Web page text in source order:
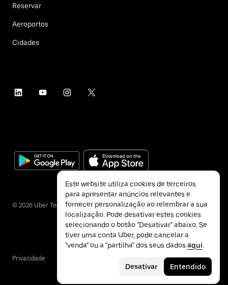
Reservar
Aeroportos
Cidades
© 2026 Uber Technologies Inc.
Privacidade
Este website utiliza cookies de terceiros
para apresentar anúncios relevantes e
fornecer personalização ao relembrar a sua
localização. Pode desativar estes cookies
selecionando o botão "Desativar" abaixo. Se
tiver uma conta Uber, pode cancelar a
"venda" ou a "partilha" dos seus dados aqui.
Desativar Entendido